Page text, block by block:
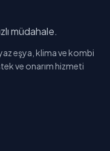
müdahale.
eşya, klima ve kombi
ve onarım hizmeti